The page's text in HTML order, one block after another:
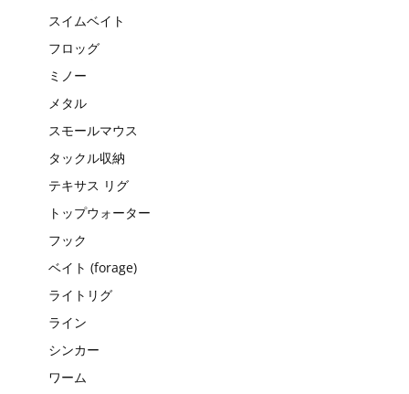
スイムベイト
フロッグ
ミノー
メタル
スモールマウス
タックル収納
テキサス リグ
トップウォーター
フック
ベイト (forage)
ライトリグ
ライン
シンカー
ワーム